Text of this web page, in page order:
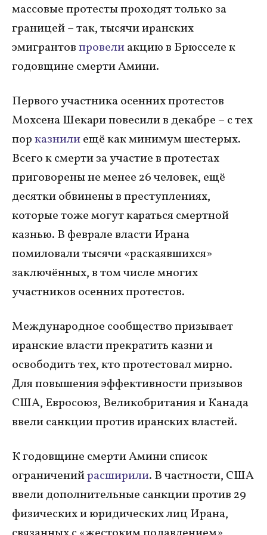
массовые протесты проходят только за
границей – так, тысячи иранских
эмигрантовпровелиакцию в Брюсселе к
годовщине смерти Амини.
Первого участника осенних протестов
Мохсена Шекари повесили в декабре – с тех
порказнилиещё как минимум шестерых.
Всего к смерти за участие в протестах
приговорены не менее 26 человек, ещё
десятки обвинены в преступлениях,
которые тоже могут караться смертной
казнью. В феврале власти Ирана
помиловали тысячи «раскаявшихся»
заключённых, в том числе многих
участников осенних протестов.
Международное сообщество призывает
иранские власти прекратить казни и
освободить тех, кто протестовал мирно.
Для повышения эффективности призывов
США, Евросоюз, Великобритания и Канада
ввели санкции против иранских властей.
К годовщине смерти Амини список
ограниченийрасширили. В частности, США
ввели дополнительные санкции против 29
физических и юридических лиц Ирана,